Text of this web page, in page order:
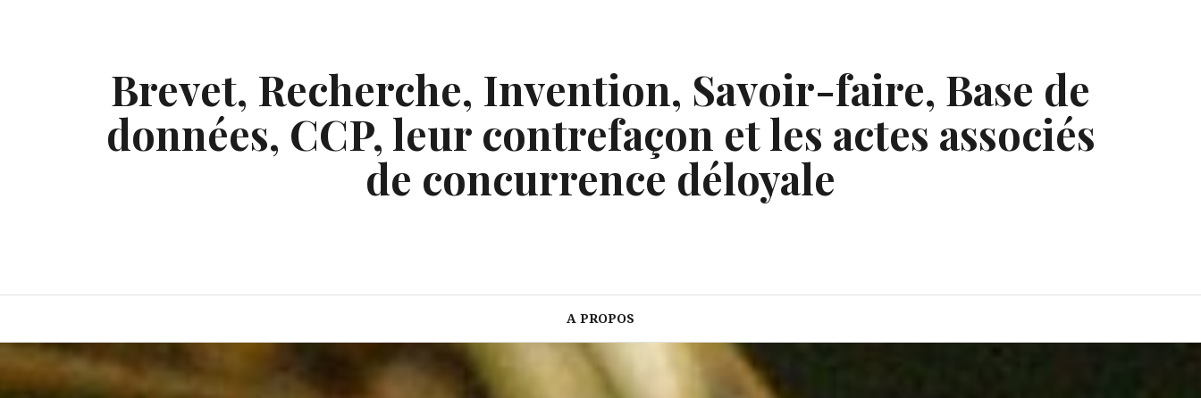
Brevet, Recherche, Invention, Savoir-faire, Base de
données, CCP, leur contrefaçon et les actes associés
de concurrence déloyale
A PROPOS